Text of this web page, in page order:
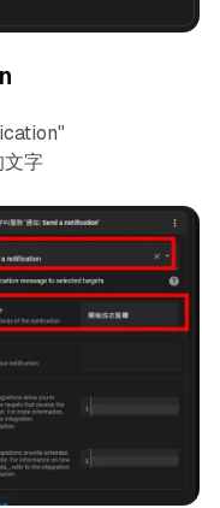
文字